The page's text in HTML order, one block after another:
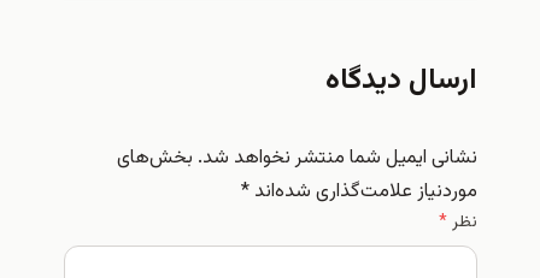
ارسال دیدگاه
نشانی ایمیل شما منتشر نخواهد شد. بخش‌های
موردنیاز علامت‌گذاری شده‌اند*
نظر*